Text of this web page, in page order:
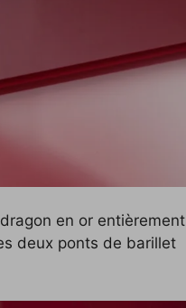
en or entièrement
deux ponts de barillet